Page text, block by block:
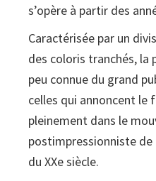
s’opère à partir des
Caractérisée par un
des coloris tranchés, la
peu connue du grand
celles qui annoncent le
pleinement dans le
postimpressionniste
du XXe siècle.